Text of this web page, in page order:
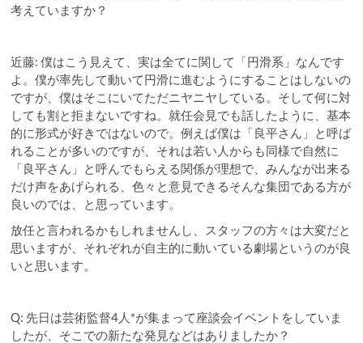
考えていますか？
近藤: 僕はこう見えて、実は全てに関して「円滑系」なんです
よ。僕が率先して動いて円滑に進むようにすることはしないの
ですが、僕はそこにいてただニヤニヤしている。そして何に対
しても割と拒まないですね。就任会見でも話したように、基本
的に形式が好きではないので。例えば僕は「良平さん」と呼ば
れることが多いのですが、それは若い人からも同様で自然に
「良平さん」と呼んでもらえる関係が理想で、みんなが出来る
だけ声をあげられる、色々と意見できるそんな集団である方が
良いのでは、と思っています。
放任と言われるかもしれませんし、スタッフの方々は大変だと
思いますが、それぞれが自主的に動いている劇場というのが良
いと思います。
Q: 先日は芸術監督4人*が集まって座談会イベントをしていま
したが、そこでの新たな発見などはありましたか？